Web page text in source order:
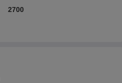
2700